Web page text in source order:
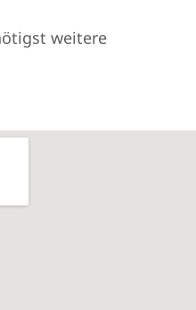
weitere